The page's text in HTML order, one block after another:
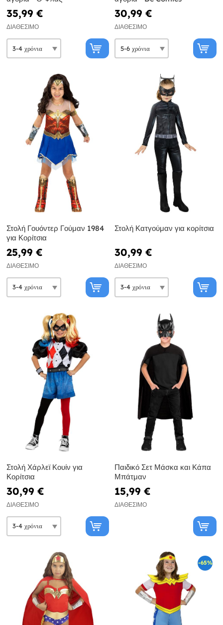
35,99 €
ΔΙΑΘΈΣΙΜΟ
30,99 €
ΔΙΑΘΈΣΙΜΟ
Στολή Γουόντερ Γούμαν 1984
για Κορίτσια
25,99 €
ΔΙΑΘΈΣΙΜΟ
Στολή Κατγούμαν για κορίτσια
30,99 €
ΔΙΑΘΈΣΙΜΟ
Στολή Χάρλεϊ Κουίν για
Κορίτσια
30,99 €
ΔΙΑΘΈΣΙΜΟ
Παιδικό Σετ Μάσκα και Κάπα
Μπάτμαν
15,99 €
ΔΙΑΘΈΣΙΜΟ
-65%